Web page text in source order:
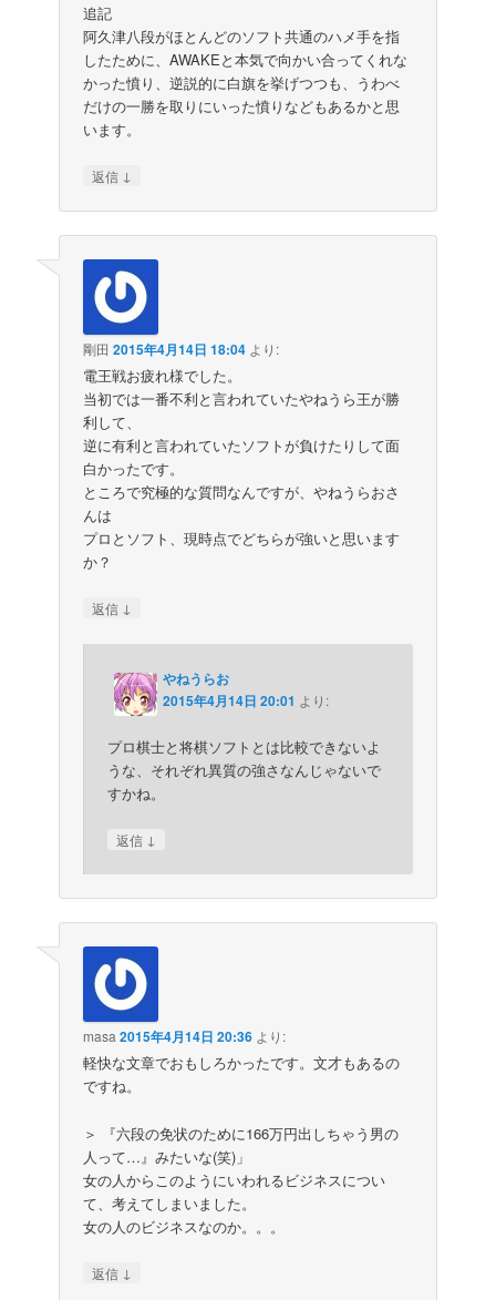
追記
阿久津八段がほとんどのソフト共通のハメ手を指
したために、AWAKEと本気で向かい合ってくれな
かった憤り、逆説的に白旗を挙げつつも、うわべ
だけの一勝を取りにいった憤りなどもあるかと思
います。
返信 ↓
剛田 2015年4月14日 18:04 より:
電王戦お疲れ様でした。
当初では一番不利と言われていたやねうら王が勝
利して、
逆に有利と言われていたソフトが負けたりして面
白かったです。
ところで究極的な質問なんですが、やねうらおさ
んは
プロとソフト、現時点でどちらが強いと思います
か？
返信 ↓
やねうらお
2015年4月14日 20:01 より:
プロ棋士と将棋ソフトとは比較できないよ
うな、それぞれ異質の強さなんじゃないで
すかね。
返信 ↓
masa2015年4月14日 20:36 より:
軽快な文章でおもしろかったです。文才もあるの
ですね。
＞ 『六段の免状のために166万円出しちゃう男の
人って…』みたいな(笑)」
女の人からこのようにいわれるビジネスについ
て、考えてしまいました。
女の人のビジネスなのか。。。
返信 ↓